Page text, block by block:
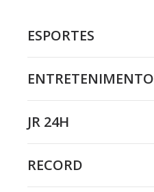
ESPORTES
ENTRETENIMENTO
JR 24H
RECORD